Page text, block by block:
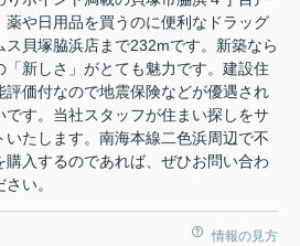
薬や日用品を買うのに便利なドラッグ
ス貝塚脇浜店まで232mです。新築なら
「新しさ」がとても魅力です。建設住
評価付なので地震保険などが優遇され
です。当社スタッフが住まい探しをサ
いたします。南海本線二色浜周辺で不
購入するのであれば、ぜひお問い合わ
い。
情報の見方